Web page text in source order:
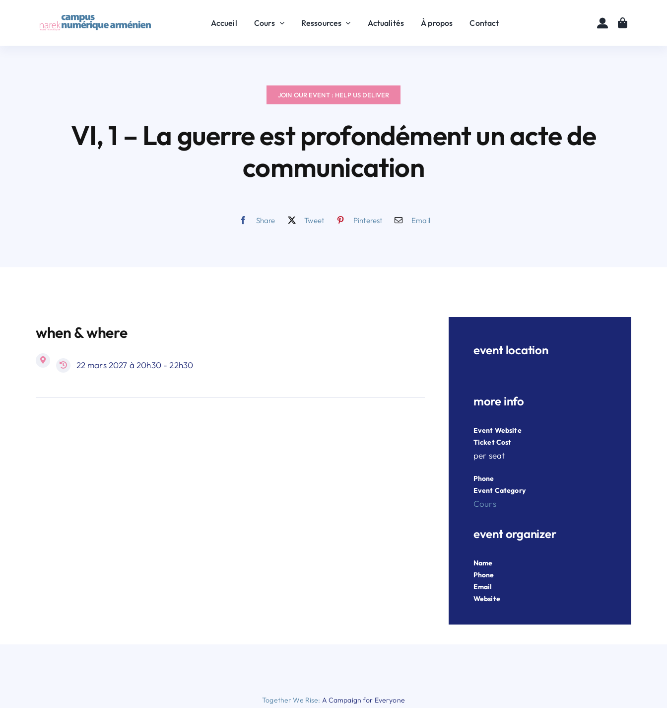
Accueil Cours Ressources Actualités À propos Contact
JOIN OUR EVENT : HELP US DELIVER
VI, 1 – La guerre est profondément un acte de
communication
Share Tweet Pinterest Email
when & where
22 mars 2027 à 20h30 - 22h30
event location
more info
Event Website
Ticket Cost
per seat
Phone
Event Category
Cours
event organizer
Name
Phone
Email
Website
Together We Rise: A Campaign for Everyone